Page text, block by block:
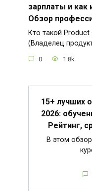
зарплаты и как
Обзор
Кто такой
(Владелец
0 1.8k.
15+ лучших
2026:
Рейтинг,
В этом